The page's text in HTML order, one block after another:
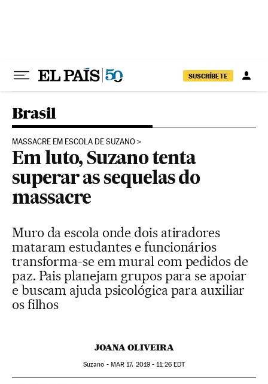
SUSCRÍBETE
Brasil
MASSACRE EM ESCOLA DE SUZANO
Em luto, Suzano tenta
superar as sequelas do
massacre
Muro da escola onde dois atiradores
mataram estudantes e funcionários
transforma-se em mural com pedidos de
paz. Pais planejam grupos para se apoiar
e buscam ajuda psicológica para auxiliar
os filhos
JOANA OLIVEIRA
Suzano - MAR 17, 2019 - 11:26EDT